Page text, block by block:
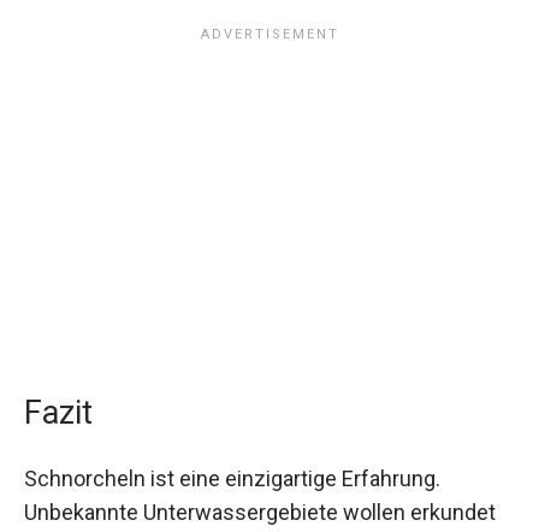
Fazit
Schnorcheln ist eine einzigartige Erfahrung.
Unbekannte Unterwassergebiete wollen erkundet